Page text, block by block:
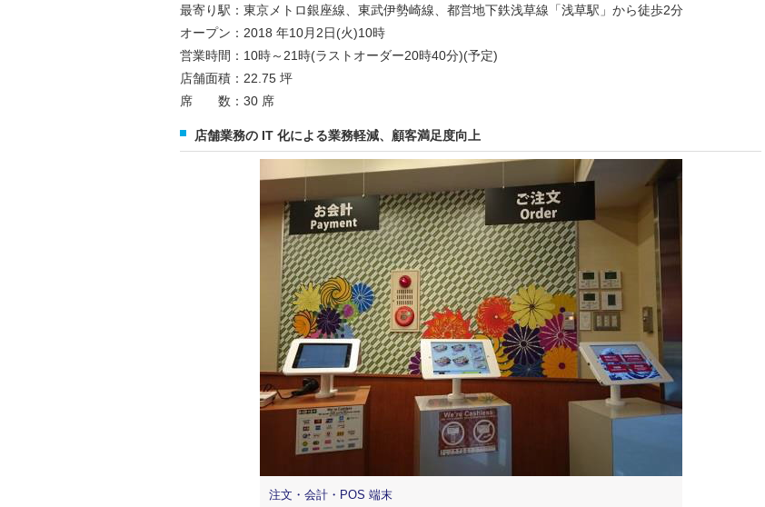
最寄り駅：東京メトロ銀座線、東武伊勢崎線、都営地下鉄浅草線「浅草駅」から徒歩2分
オープン：2018 年10月2日(火)10時
営業時間：10時～21時(ラストオーダー20時40分)(予定)
店舗面積：22.75 坪
席 数：30 席
店舗業務の IT 化による業務軽減、顧客満足度向上
注文・会計・POS 端末